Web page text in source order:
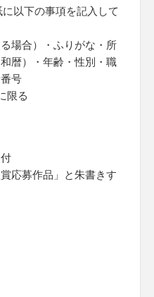
以下の事項を記入して
場合）・ふりがな・所
暦）・年齢・性別・職
号
限る
応募作品」と朱書きす